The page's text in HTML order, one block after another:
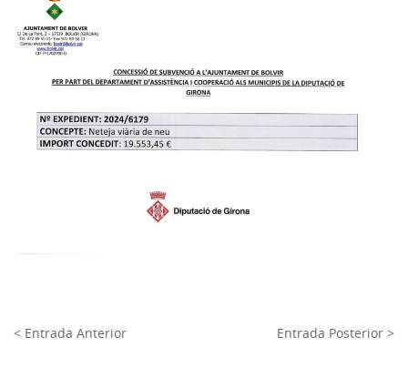
< Entrada Anterior Entrada Posterior >